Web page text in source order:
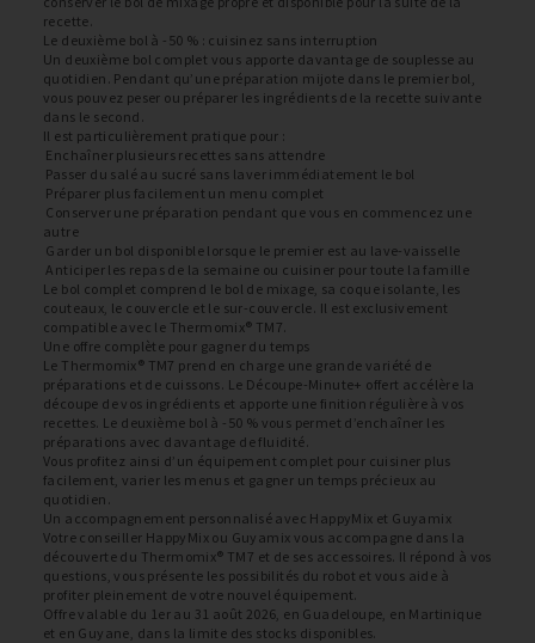
recette.
Le deuxième bol à -50 % : cuisinez sans interruption
Un deuxième bol complet vous apporte davantage de souplesse au
quotidien. Pendant qu’une préparation mijote dans le premier bol,
vous pouvez peser ou préparer les ingrédients de la recette suivante
dans le second.
Il est particulièrement pratique pour :
Enchaîner plusieurs recettes sans attendre
Passer du salé au sucré sans laver immédiatement le bol
Préparer plus facilement un menu complet
Conserver une préparation pendant que vous en commencez une
autre
Garder un bol disponible lorsque le premier est au lave-vaisselle
Anticiper les repas de la semaine ou cuisiner pour toute la famille
Le bol complet comprend le bol de mixage, sa coque isolante, les
couteaux, le couvercle et le sur-couvercle. Il est exclusivement
compatible avec le Thermomix® TM7.
Une offre complète pour gagner du temps
Le Thermomix® TM7 prend en charge une grande variété de
préparations et de cuissons. Le Découpe-Minute+ offert accélère la
découpe de vos ingrédients et apporte une finition régulière à vos
recettes. Le deuxième bol à -50 % vous permet d’enchaîner les
préparations avec davantage de fluidité.
Vous profitez ainsi d’un équipement complet pour cuisiner plus
facilement, varier les menus et gagner un temps précieux au
quotidien.
Un accompagnement personnalisé avec HappyMix et Guyamix
Votre conseiller HappyMix ou Guyamix vous accompagne dans la
découverte du Thermomix® TM7 et de ses accessoires. Il répond à vos
questions, vous présente les possibilités du robot et vous aide à
profiter pleinement de votre nouvel équipement.
Offre valable du 1er au 31 août 2026, en Guadeloupe, en Martinique
et en Guyane, dans la limite des stocks disponibles.